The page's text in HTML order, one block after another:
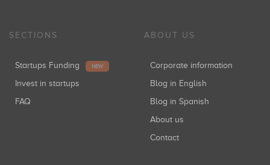
SECTIONS
Startups Funding NEW
Invest in startups
FAQ
ABOUT US
Corporate information
Blog in English
Blog in Spanish
About us
Contact